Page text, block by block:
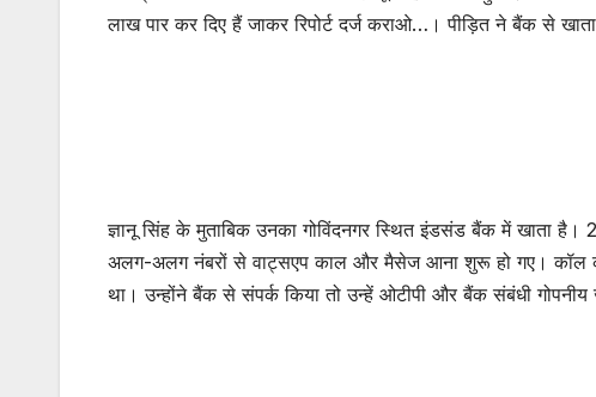
लाख पार कर दिए हैं जाकर रिपोर्ट दर्ज कराओ…। पीड़ित ने बैंक से
ज्ञानू सिंह के मुताबिक उनका गोविंदनगर स्थित इंडसंड बैंक में खाता
अलग-अलग नंबरों से वाट्सएप काल और मैसेज आना शुरू हो गए। कॉल
था। उन्होंने बैंक से संपर्क किया तो उन्हें ओटीपी और बैंक संबंधी गोपनीय